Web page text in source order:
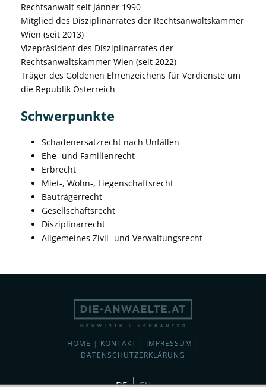
Rechtsanwalt seit Jänner 1990
Mitglied des Disziplinarrates der Rechtsanwaltskammer
Wien (seit 2013)
Vizepräsident des Disziplinarrates der
Rechtsanwaltskammer Wien (seit 2022)
Träger des Goldenen Ehrenzeichens für Verdienste um
die Republik Österreich
Schwerpunkte
Schadenersatzrecht nach Unfällen
Ehe- und Familienrecht
Erbrecht
Miet-, Wohn-, Liegenschaftsrecht
Bauträgerrecht
Gesellschaftsrecht
Disziplinarrecht
Allgemeines Zivil- und Verwaltungsrecht
HOME | KONTAKT | IMPRESSUM |
DATENSCHUTZERKLÄRUNG